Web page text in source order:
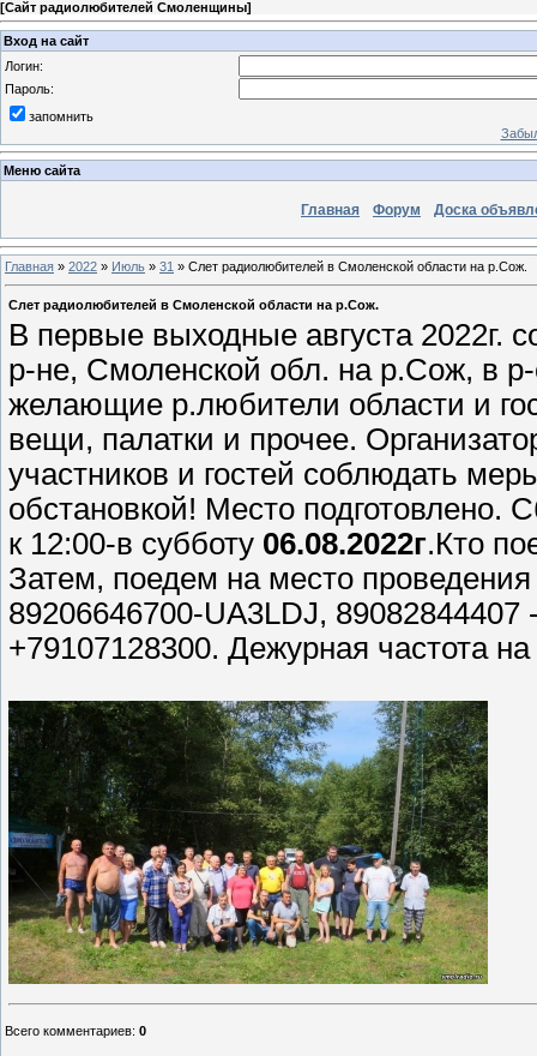
[Сайт радиолюбителей Смоленщины]
Вход на сайт
Логин:
Пароль:
запомнить
Меню сайта
Главная Форум Доска
Главная » 2022 » Июль » 31 » Слет радиолюбителей в Смоленской области на р.Сож.
Слет радиолюбителей в Смоленской области на р.Сож.
В первые выходные августа 2022г.
р-не, Смоленской обл. на р.Сож, в
желающие р.любители области и
вещи, палатки и прочее.
участников и гостей соблюдать
обстановкой! Место подготовлено.
к 12:00-в субботу 06.08.2022г.Кто
Затем, поедем на место проведения
89206646700-UA3LDJ,
+79107128300. Дежурная частота
Всего комментариев: 0